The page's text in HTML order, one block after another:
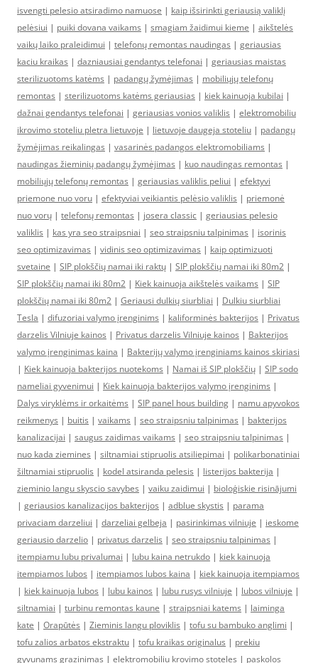
isvengti pelesio atsiradimo namuose | kaip išsirinkti geriausią valiklį
pelėsiui | puiki dovana vaikams | smagiam žaidimui kieme | aikštelės
vaikų laiko praleidimui | telefonų remontas naudingas | geriausias
kaciu kraikas | dazniausiai gendantys telefonai | geriausias maistas
sterilizuotoms katėms | padangų žymėjimas | mobiliųjų telefonų
remontas | sterilizuotoms katėms geriausias | kiek kainuoja kubilai |
dažnai gendantys telefonai | geriausias vonios valiklis | elektromobiliu
ikrovimo stoteliu pletra lietuvoje | lietuvoje daugeja stoteliu | padangų
žymėjimas reikalingas | vasarinės padangos elektromobiliams |
naudingas žieminių padangų žymėjimas | kuo naudingas remontas |
mobiliųjų telefonų remontas | geriausias valiklis peliui | efektyvi
priemone nuo voru | efektyviai veikiantis pelėsio valiklis | priemonė
nuo vorų | telefonų remontas | josera classic | geriausias pelesio
valiklis | kas yra seo straipsniai | seo straipsniu talpinimas | isorinis
seo optimizavimas | vidinis seo optimizavimas | kaip optimizuoti
svetaine | SIP plokščių namai iki raktų | SIP plokščių namai iki 80m2 |
SIP plokščių namai iki 80m2 | Kiek kainuoja aikštelės vaikams | SIP
plokščių namai iki 80m2 | Geriausi dulkių siurbliai | Dulkiu siurbliai
Tesla | difuzoriai valymo įrenginims | kaliforminės bakterijos | Privatus
darzelis Vilniuje kainos | Privatus darzelis Vilniuje kainos | Bakterijos
valymo įrenginimas kaina | Bakterijų valymo įrenginiams kainos skiriasi
| Kiek kainuoja bakterijos nuotekoms | Namai iš SIP plokščių | SIP sodo
nameliai gyvenimui | Kiek kainuoja bakterijos valymo įrenginims |
Dalys viryklėms ir orkaitėms | SIP panel hous building | namu apyvokos
reikmenys | buitis | vaikams | seo straipsniu talpinimas | bakterijos
kanalizacijai | saugus zaidimas vaikams | seo straipsniu talpinimas |
nuo kada ziemines | siltnamiai stipruolis atsiliepimai | polikarbonatiniai
šiltnamiai stipruolis | kodel atsiranda pelesis | listerijos bakterija |
zieminio langu skyscio savybes | vaiku zaidimui | bioloģiskie risinājumi
| geriausios kanalizacijos bakterijos | adblue skystis | parama
privaciam darzeliui | darzeliai gelbeja | pasirinkimas vilniuje | ieskome
geriausio darzelio | privatus darzelis | seo straipsniu talpinimas |
itempiamu lubu privalumai | lubu kaina netrukdo | kiek kainuoja
itempiamos lubos | itempiamos lubos kaina | kiek kainuoja itempiamos
| kiek kainuoja lubos | lubu kainos | lubu rusys vilniuje | lubos vilniuje |
siltnamiai | turbinu remontas kaune | straipsniai katems | laiminga
kate | Orapūtės | Zieminis langu ploviklis | tofu su bambuko anglimi |
tofu zalios arbatos ekstraktu | tofu kraikas originalus | prekiu
gyvunams grazinimas | elektromobiliu krovimo stoteles | paskolos